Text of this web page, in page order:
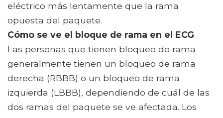
eléctrico más lentamente que la rama
opuesta del paquete.
Cómo se ve el bloque de rama en el ECG
Las personas que tienen bloqueo de rama
generalmente tienen un bloqueo de rama
derecha (RBBB) o un bloqueo de rama
izquierda (LBBB), dependiendo de cuál de las
dos ramas del paquete se ve afectada. Los